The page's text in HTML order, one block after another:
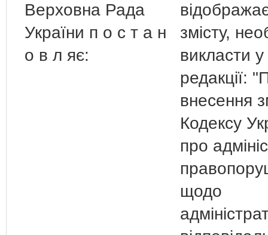
Верховна Рада
України п о с т а н
о в л яє:
відображає
змісту,
викласти у
редакції:
внесення
Кодексу
про
щодо